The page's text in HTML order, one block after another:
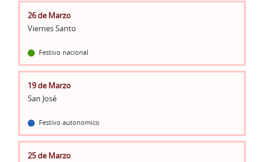
26 de Marzo
Viernes Santo
Festivo nacional
19 de Marzo
San José
Festivo autonomico
25 de Marzo